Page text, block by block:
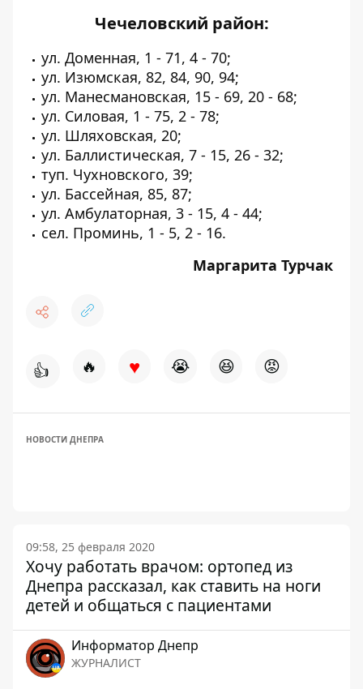
Чечеловский район:
ул. Доменная, 1 - 71, 4 - 70;
ул. Изюмская, 82, 84, 90, 94;
ул. Манесмановская, 15 - 69, 20 - 68;
ул. Силовая, 1 - 75, 2 - 78;
ул. Шляховская, 20;
ул. Баллистическая, 7 - 15, 26 - 32;
туп. Чухновского, 39;
ул. Бассейная, 85, 87;
ул. Амбулаторная, 3 - 15, 4 - 44;
сел. Проминь, 1 - 5, 2 - 16.
Маргарита Турчак
👍 🔥 ♥ 😭 😆 😡
НОВОСТИ ДНЕПРА
09:58, 25 февраля 2020
Хочу работать врачом: ортопед из
Днепра рассказал, как ставить на ноги
детей и общаться с пациентами
Информатор Днепр
ЖУРНАЛИСТ